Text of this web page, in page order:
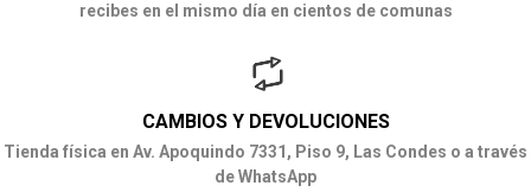
recibes en el mismo día en cientos de comunas
CAMBIOS Y DEVOLUCIONES
Tienda física en Av. Apoquindo 7331, Piso 9, Las Condes o a través
de WhatsApp